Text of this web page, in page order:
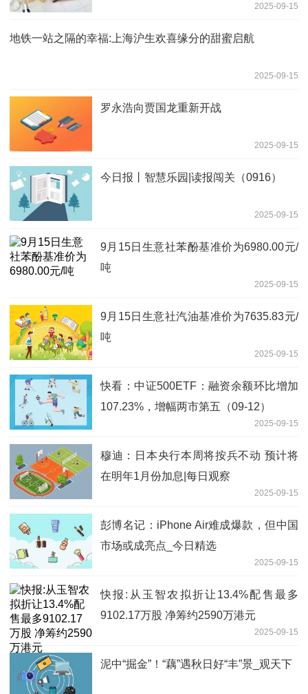
2025-09-15
地铁一站之隔的幸福:上海沪生欢喜缘分的甜蜜启航
2025-09-15
罗永浩向贾国龙重新开战
2025-09-15
今日报丨智慧乐园|读报闯关（0916）
2025-09-15
9月15日生意社苯酚基准价为6980.00元/
吨
2025-09-15
9月15日生意社汽油基准价为7635.83元/
吨
2025-09-15
快看：中证500ETF：融资余额环比增加
107.23%，增幅两市第五（09-12）
2025-09-15
穆迪：日本央行本周将按兵不动 预计将
在明年1月份加息|每日观察
2025-09-15
彭博名记：iPhone Air难成爆款，但中国
市场或成亮点_今日精选
2025-09-15
快报:从玉智农拟折让13.4%配售最多
9102.17万股 净筹约2590万港元
2025-09-15
泥中“掘金”！“藕”遇秋日好“丰”景_观天下